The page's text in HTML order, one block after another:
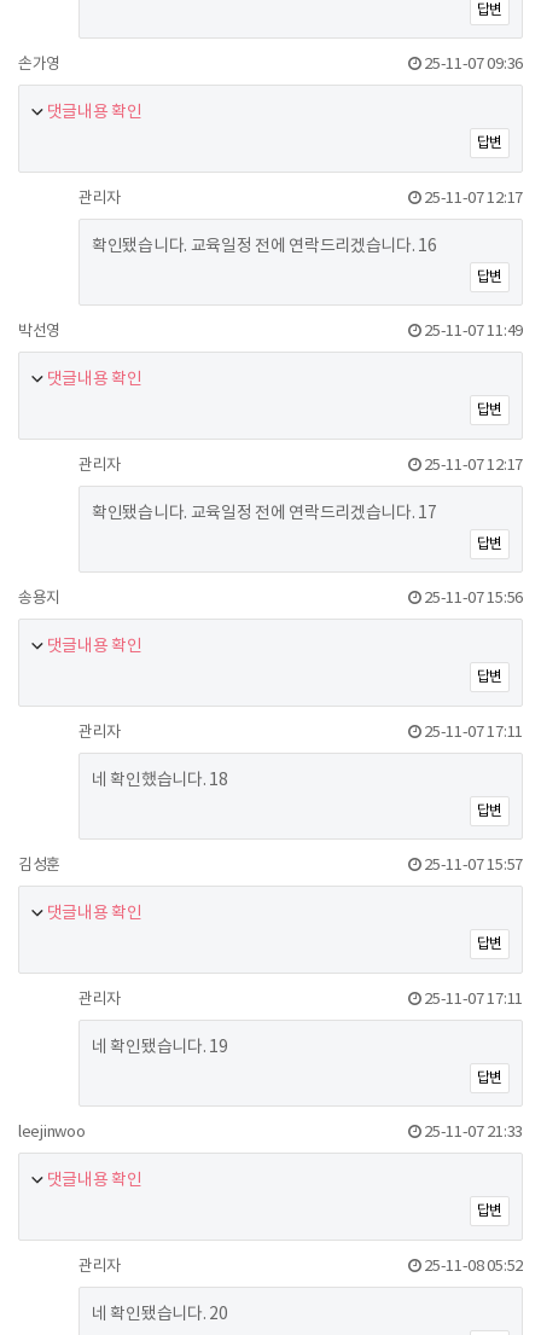
답변
손가영 25-11-07 09:36
댓글내용 확인
답변
관리자 25-11-07 12:17
확인됐습니다. 교육일정 전에 연락드리겠습니다. 16
답변
박선영 25-11-07 11:49
댓글내용 확인
답변
관리자 25-11-07 12:17
확인됐습니다. 교육일정 전에 연락드리겠습니다. 17
답변
송용지 25-11-07 15:56
댓글내용 확인
답변
관리자 25-11-07 17:11
네 확인했습니다. 18
답변
김성훈 25-11-07 15:57
댓글내용 확인
답변
관리자 25-11-07 17:11
네 확인됐습니다. 19
답변
leejinwoo 25-11-07 21:33
댓글내용 확인
답변
관리자 25-11-08 05:52
네 확인됐습니다. 20